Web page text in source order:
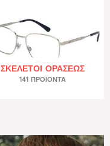
ΣΚΕΛΕΤΟΊ ΟΡΆΣΕΩΣ
141 ΠΡΟΪΌΝΤΑ